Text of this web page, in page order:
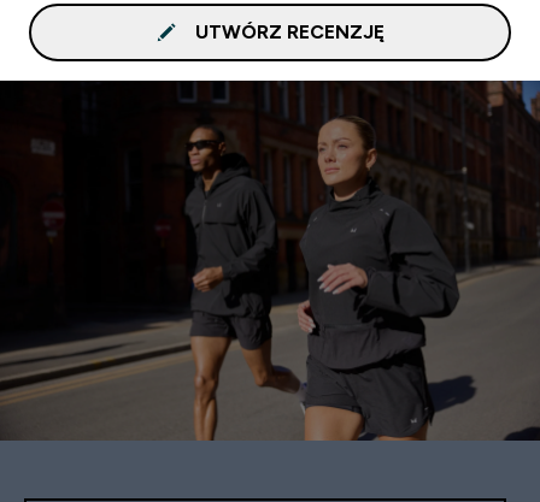
UTWÓRZ RECENZJĘ